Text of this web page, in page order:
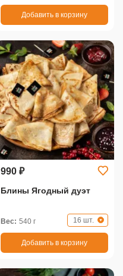
Добавить в корзину
990 ₽
Блины Ягодный дуэт
Вес: 540 г 16 шт.
Добавить в корзину